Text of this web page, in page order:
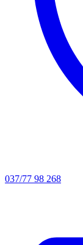
037/77 98 268